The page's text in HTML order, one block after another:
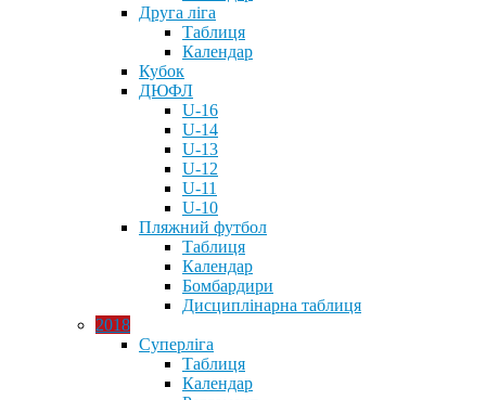
Друга ліга
Таблиця
Календар
Кубок
ДЮФЛ
U-16
U-14
U-13
U-12
U-11
U-10
Пляжний футбол
Таблиця
Календар
Бомбардири
Дисциплінарна таблиця
2018
Суперліга
Таблиця
Календар